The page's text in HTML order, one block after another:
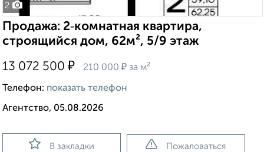
2
Продажа: 2‑комнатная квартира,
строящийся дом, 62м², 5/9 этаж
13 072 500 ₽ 210 000 ₽ за м²
Телефон: показать телефон
Агентство, 05.08.2026
В закладки Пожаловаться